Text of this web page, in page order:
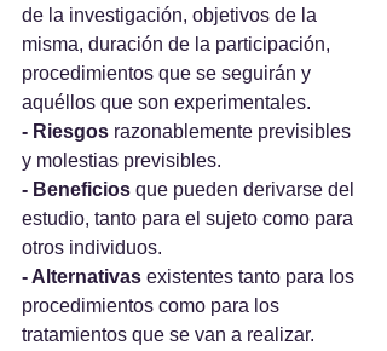
de la investigación, objetivos de la
misma, duración de la participación,
procedimientos que se seguirán y
aquéllos que son experimentales.
- Riesgos razonablemente previsibles
y molestias previsibles.
- Beneficios que pueden derivarse del
estudio, tanto para el sujeto como para
otros individuos.
- Alternativas existentes tanto para los
procedimientos como para los
tratamientos que se van a realizar.